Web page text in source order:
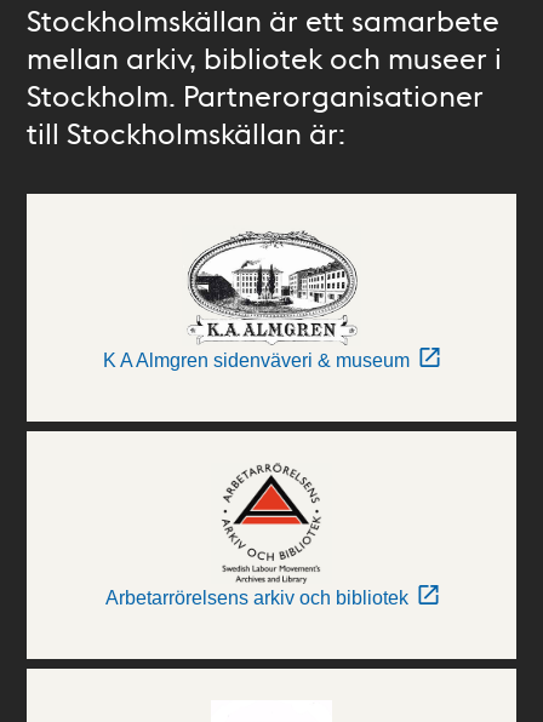
Stockholmskällan är ett samarbete
mellan arkiv, bibliotek och museer i
Stockholm. Partnerorganisationer
till Stockholmskällan är:
K A Almgren sidenväveri & museum
Arbetarrörelsens arkiv och bibliotek